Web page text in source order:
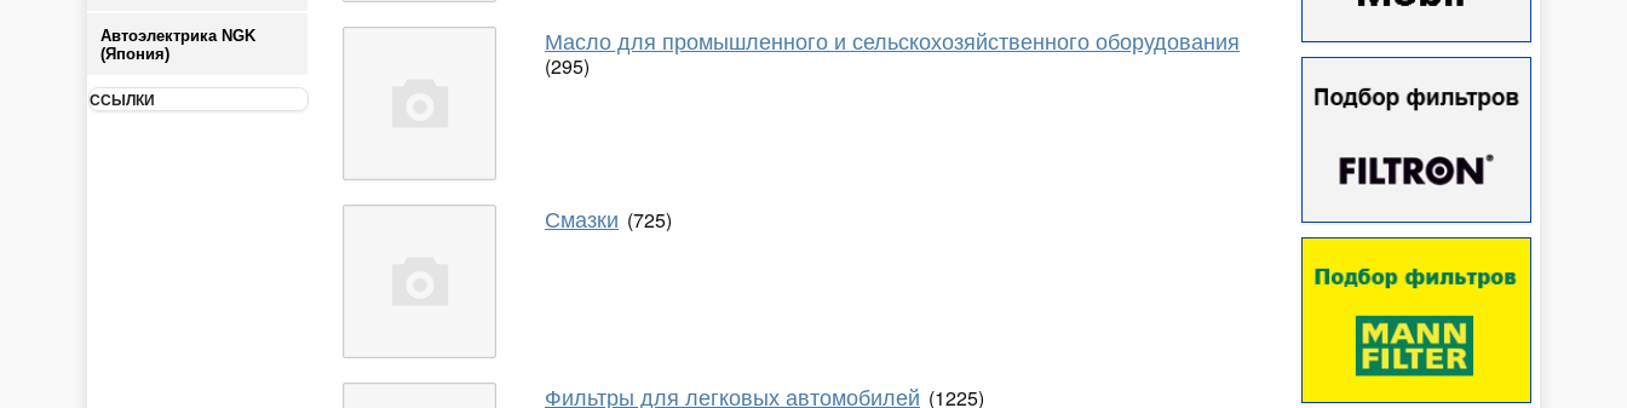
Автоэлектрика NGK
(Япония)
ССЫЛКИ
Масло для промышленного и сельскохозяйственного оборудования
(295)
Смазки (725)
Фильтры для легковых автомобилей (1225)